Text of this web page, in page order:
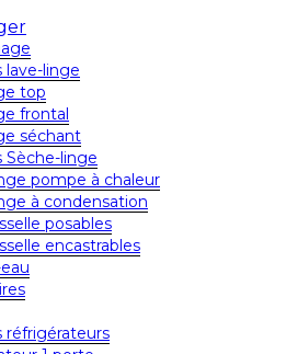
lave-linge
top
frontal
séchant
Sèche-linge
pompe à chaleur
à condensation
posables
encastrables
réfrigérateurs